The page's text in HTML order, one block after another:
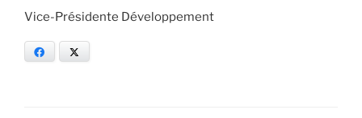
Vice-Présidente Développement
Facebook